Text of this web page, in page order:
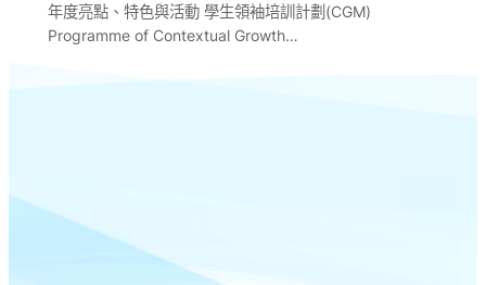
年度亮點、特色與活動 學生領袖培訓計劃(CGM)
Programme of Contextual Growth…